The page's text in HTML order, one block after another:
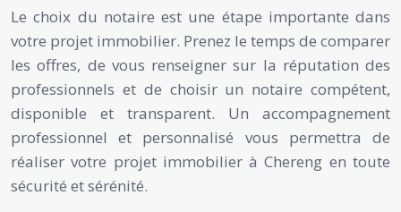
Le choix du notaire est une étape importante dans
votre projet immobilier. Prenez le temps de comparer
les offres, de vous renseigner sur la réputation des
professionnels et de choisir un notaire compétent,
disponible et transparent. Un accompagnement
professionnel et personnalisé vous permettra de
réaliser votre projet immobilier à Chereng en toute
sécurité et sérénité.